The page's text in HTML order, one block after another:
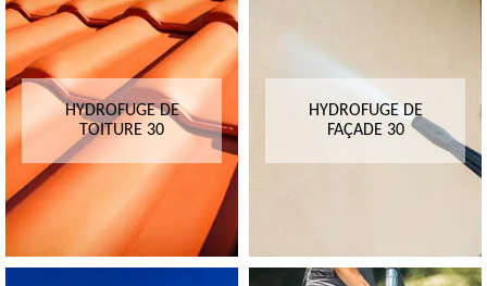
HYDROFUGE DE
TOITURE 30
HYDROFUGE DE
FAÇADE 30